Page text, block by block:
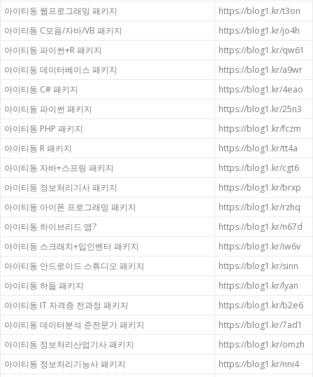
아이티동 웹프로그래밍 패키지
https://blog1.kr/t3on
아이티동 C모음/자바/VB 패키지
https://blog1.kr/jo4h
아이티동 파이썬+R 패키지
https://blog1.kr/qw61
아이티동 데이터베이스 패키지
https://blog1.kr/a9wr
아이티동 C# 패키지
https://blog1.kr/4eao
아이티동 파이썬 패키지
https://blog1.kr/25n3
아이티동 PHP 패키지
https://blog1.kr/fczm
아이티동 R 패키지
https://blog1.kr/tt4a
아이티동 자바+스프링 패키지
https://blog1.kr/cgt6
아이티동 정보처리기사 패키지
https://blog1.kr/brxp
아이티동 아이폰 프로그래밍 패키지
https://blog1.kr/rzhq
아이티동 하이브리드 앱?
https://blog1.kr/n67d
아이티동 스크래치+입인벤터 패키지
https://blog1.kr/iw6v
아이티동 안드로이드 스튜디오 패키지
https://blog1.kr/sinn
아이티동 하둡 패키지
https://blog1.kr/lyan
아이티동 IT 자격증 전과정 패키지
https://blog1.kr/b2e6
아이티동 데이터분석 준전문가 패키지
https://blog1.kr/7ad1
아이티동 정보처리산업기사 패키지
https://blog1.kr/omzh
아이티동 정보처리기능사 패키지
https://blog1.kr/nni4